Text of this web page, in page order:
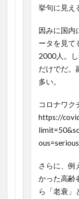
挙句に見え
因みに国内
ータを見て
2000人。
だけでだ。
多い。
コロナワク
https://
ous=serious
さらに、例
かった高齢
ら「老衰」